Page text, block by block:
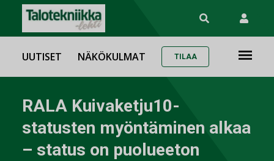
UUTISET NÄKÖKULMAT TILAA
RALA Kuivaketju10-
statusten myöntäminen alkaa
– status on puolueeton